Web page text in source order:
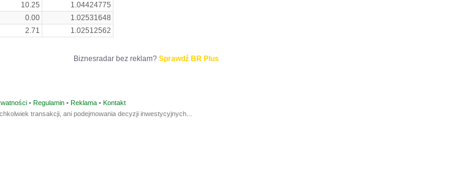
10.25
1.04424775
0.00
1.02531648
2.71 1.02512562
Biznesradar bez reklam? Sprawdź BR Plus
• Regulamin • Reklama • Kontakt
transakcji, ani podejmowania decyzji inwestycyjnych...